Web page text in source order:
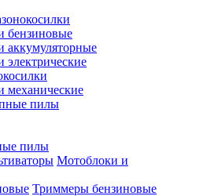
бензиновые
аккумуляторные
электрические
механические
пилы
пилы
Мотоблоки и
Триммеры бензиновые